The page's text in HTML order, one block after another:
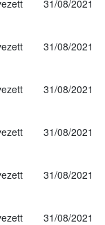
31/08/2021
31/08/2021
31/08/2021
31/08/2021
31/08/2021
31/08/2021